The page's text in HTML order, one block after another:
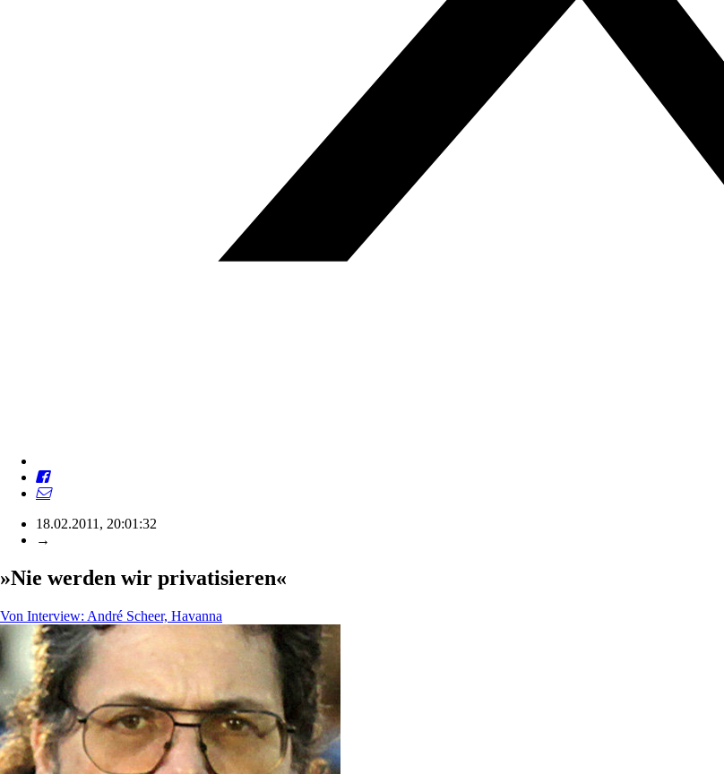
18.02.2011, 20:01:32
→
»Nie werden wir privatisieren«
Von Interview: André Scheer, Havanna